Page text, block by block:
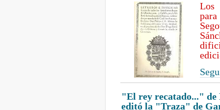
Los
"El rey recatado..." de
editó la "Traza" de